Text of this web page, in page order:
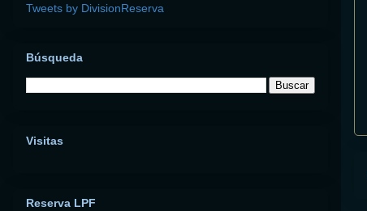
Tweets by DivisionReserva
Búsqueda
Visitas
Reserva LPF